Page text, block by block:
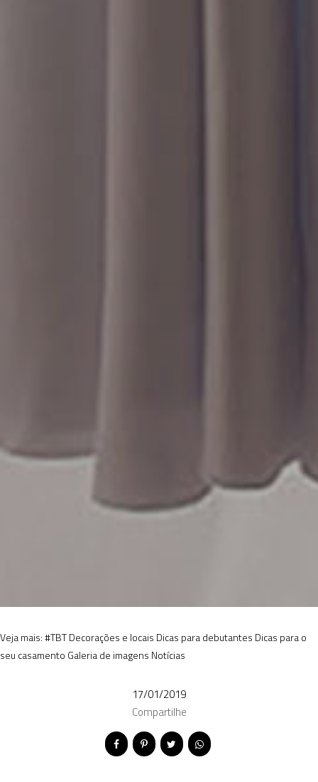
Veja mais:#TBTDecorações e locais Dicas para debutantes Dicas para o
seu casamento Galeria de imagens Notícias
17/01/2019
Compartilhe